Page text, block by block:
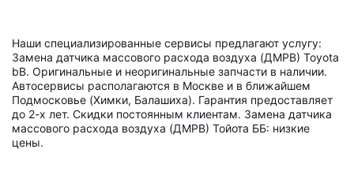
Наши специализированные сервисы предлагают услугу:
Замена датчика массового расхода воздуха (ДМРВ) Toyota
bB. Оригинальные и неоригинальные запчасти в наличии.
Автосервисы располагаются в Москве и в ближайшем
Подмосковье (Химки, Балашиха). Гарантия предоставляет
до 2-х лет. Скидки постоянным клиентам. Замена датчика
массового расхода воздуха (ДМРВ) Тойота ББ: низкие
цены.